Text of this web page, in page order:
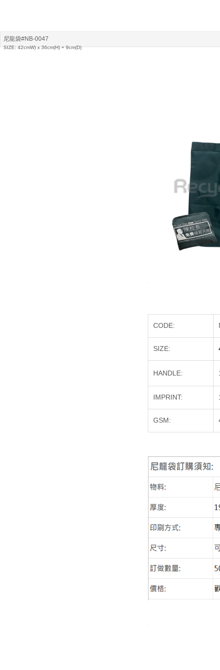
尼龍袋#NB-0047
SIZE: 42cmW) x 36cm(H) + 9cm(D)
CODE:
SIZE:
HANDLE:
IMPRINT:
GSM: